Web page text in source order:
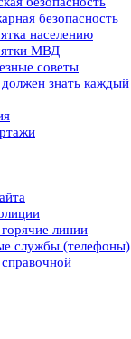
безопасность
населению
МВД
советы
знать каждый
линии
службы (телефоны)